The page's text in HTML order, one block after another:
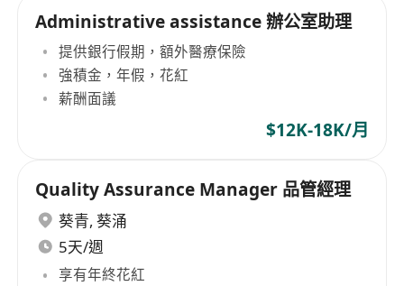
Administrative assistance 辦公室助理
提供銀行假期，額外醫療保險
強積金，年假，花紅
薪酬面議
$12K-18K/月
Quality Assurance Manager 品管經理
葵青, 葵涌
5天/週
享有年終花紅